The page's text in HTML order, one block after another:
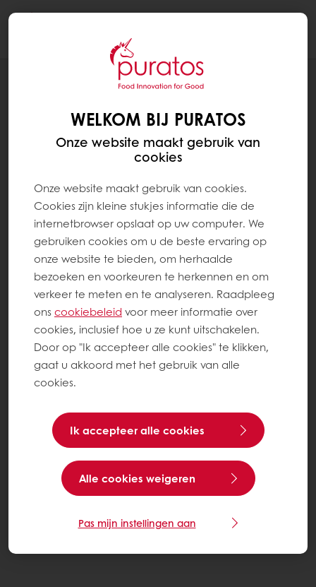
RECEPTEN
WELKOM BIJ PURATOS
Onze website maakt gebruik van
cookies
Onze website maakt gebruik van cookies.
Cookies zijn kleine stukjes informatie die de
internetbrowser opslaat op uw computer. We
gebruiken cookies om u de beste ervaring op
onze website te bieden, om herhaalde
bezoeken en voorkeuren te herkennen en om
verkeer te meten en te analyseren. Raadpleeg
onscookiebeleid voor meer informatie over
cookies, inclusief hoe u ze kunt uitschakelen.
Door op "Ik accepteer alle cookies" te klikken,
gaat u akkoord met het gebruik van alle
cookies.
Ik accepteer alle cookies
Alle cookies weigeren
Pas mijn instellingen aan